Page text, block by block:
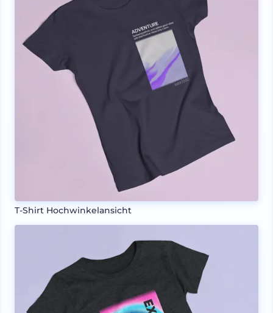
T-Shirt Hochwinkelansicht